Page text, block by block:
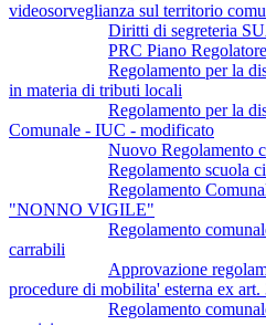
videosorveglianza sul territorio
Diritti di segreteria
PRC Piano
Regolamento per la
in materia di tributi locali
Regolamento per la
Comunale - IUC - modificato
Nuovo Regolamento
Regolamento scuola
Regolamento
"NONNO VIGILE"
Regolamento
carrabili
Approvazione
procedure di mobilita' esterna ex
Regolamento